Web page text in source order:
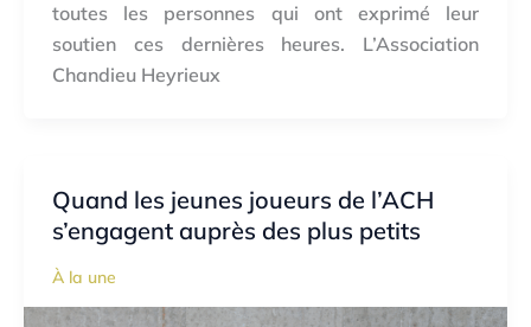
toutes les personnes qui ont exprimé leur
soutien ces dernières heures. L’Association
Chandieu Heyrieux
Quand les jeunes joueurs de l’ACH
s’engagent auprès des plus petits
À la une